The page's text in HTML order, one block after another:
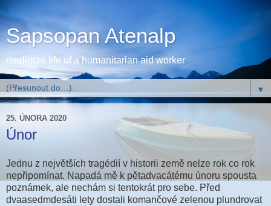
Sapsopan Atenalp
mediocre life of a humanitarian aid worker
▼
25. ÚNORA 2020
Únor
Jednu z největších tragédií v historii země nelze rok co rok
nepřipomínat. Napadá mě k pětadvacátému únoru spousta
poznámek, ale nechám si tentokrát pro sebe. Před
dvaasedmdesáti lety dostali komančové zelenou plundrovat